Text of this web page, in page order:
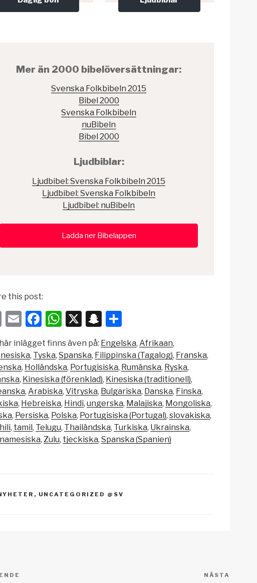
Mer än 2000 bibelöversättningar:
Svenska Folkbibeln 2015
Bibel 2000
Svenska Folkbibeln
nuBibeln
Bibel 2000
Ljudbiblar:
Ljudbibel: Svenska Folkbibeln 2015
Ljudbibel: Svenska Folkbibeln
Ljudbibel: nuBibeln
Ladda ner Bibelappen
this post:
C
p
y
Li
n
k
E
ail
F
c
e
b
o
o
k
W
at
s
A
p
p
X
S
a
p
c
h
at
a
inlägget finns även på: Engelska Afrikaan
Tyska Spanska Filippinska (Tagalog) Franska
Holländska Portugisiska Rumänska Ryska
Kinesiska (förenklad) Kinesiska (traditionell)
Arabiska Vitryska Bulgariska Danska Finska
Hebreiska Hindi ungerska Malajiska Mongoliska
Persiska Polska Portugisiska (Portugal) slovakiska
tamil Telugu Thailändska Turkiska Ukrainska
Zulu tjeckiska Spanska (Spanien)
, UNCATEGORIZED @SV
NÄSTA